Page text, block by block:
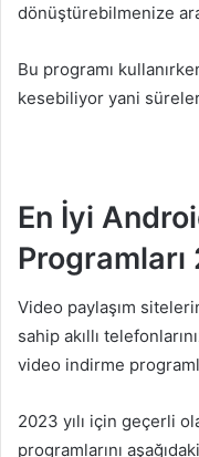
dönüştürebilmenize
Bu programı
kesebiliyor yani
En İyi
Video paylaşım
sahip akıllı
video indirme
2023 yılı için geçerli
programlarını